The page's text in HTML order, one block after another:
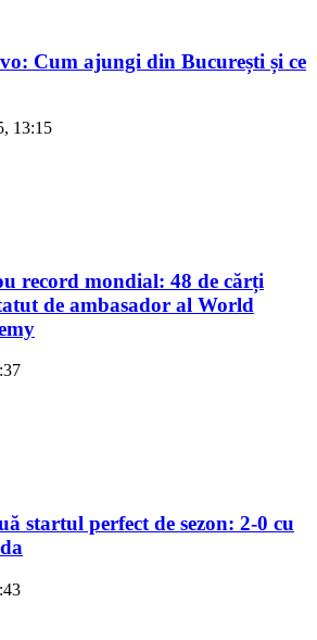
Cum ajungi din București și ce
13:15
record mondial: 48 de cărți
de ambasador al World
startul perfect de sezon: 2-0 cu